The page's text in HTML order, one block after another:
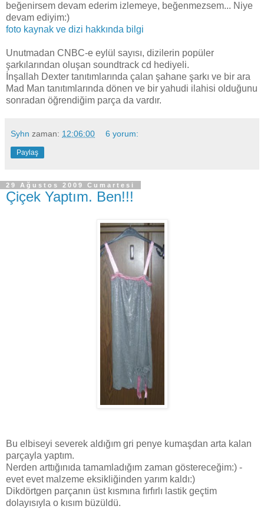
beğenirsem devam ederim izlemeye, beğenmezsem... Niye
devam ediyim:)
foto kaynak ve dizi hakkında bilgi
Unutmadan CNBC-e eylül sayısı, dizilerin popüler
şarkılarından oluşan soundtrack cd hediyeli.
İnşallah Dexter tanıtımlarında çalan şahane şarkı ve bir ara
Mad Man tanıtımlarında dönen ve bir yahudi ilahisi olduğunu
sonradan öğrendiğim parça da vardır.
Syhn zaman: 12:06:00 6 yorum:
Paylaş
29 Ağustos 2009 Cumartesi
Çiçek Yaptım. Ben!!!
Bu elbiseyi severek aldığım gri penye kumaşdan arta kalan
parçayla yaptım.
Nerden arttığınıda tamamladığım zaman göstereceğim:) -
evet evet malzeme eksikliğinden yarım kaldı:)
Dikdörtgen parçanın üst kısmına fırfırlı lastik geçtim
dolayısıyla o kısım büzüldü.